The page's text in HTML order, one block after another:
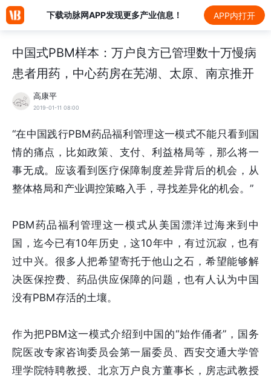
下载动脉网APP发现更多产业信息！ APP内打开
中国式PBM样本：万户良方已管理数十万慢病
患者用药，中心药房在芜湖、太原、南京推开
高康平
2019-01-11 08:00
“在中国践行PBM药品福利管理这一模式不能只看到国
情的痛点，比如政策、支付、利益格局等，那么将一
事无成。应该看到医疗保障制度差异背后的机会，从
整体格局和产业调控策略入手，寻找差异化的机会。”
PBM药品福利管理这一模式从美国漂洋过海来到中
国，迄今已有10年历史，这10年中，有过沉寂，也有
过中兴。很多人把希望寄托于他山之石，希望能够解
决医保控费、药品供应保障的问题，也有人认为中国
没有PBM存活的土壤。
作为把PBM这一模式介绍到中国的“始作俑者”，国务
院医改专家咨询委员会第一届委员、西安交通大学管
理学院特聘教授、北京万户良方董事长，房志武教授